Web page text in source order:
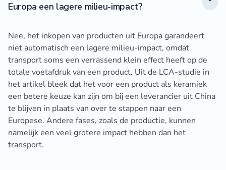
Europa een lagere milieu-impact?
Nee, het inkopen van producten uit Europa garandeert
niet automatisch een lagere milieu-impact, omdat
transport soms een verrassend klein effect heeft op de
totale voetafdruk van een product. Uit de LCA-studie in
het artikel bleek dat het voor een product als keramiek
een betere keuze kan zijn om bij een leverancier uit China
te blijven in plaats van over te stappen naar een
Europese. Andere fases, zoals de productie, kunnen
namelijk een veel grotere impact hebben dan het
transport.